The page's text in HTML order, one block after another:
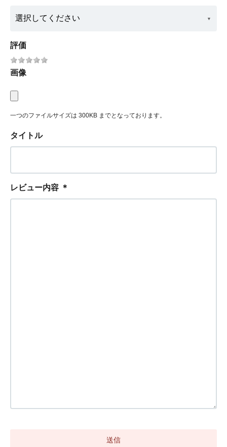
評価
画像
一つのファイルサイズは 300KB までとなっております。
タイトル
レビュー内容 ＊